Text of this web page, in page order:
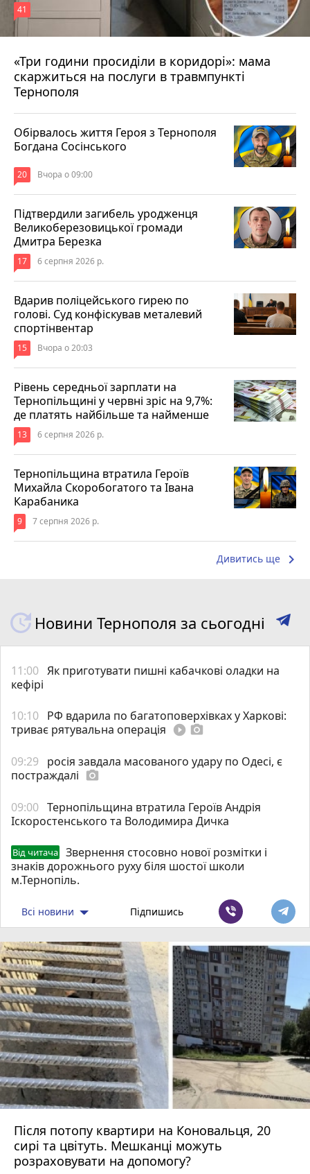
«Три години просиділи в коридорі»: мама
скаржиться на послуги в травмпункті
Тернополя
41
Вчора о 13:05
Обірвалось життя Героя з Тернополя
Богдана Сосінського
20 Вчора о 09:00
Підтвердили загибель уродженця
Великоберезовицької громади
Дмитра Березка
17 6 серпня 2026 р.
Вдарив поліцейського гирею по
голові. Суд конфіскував металевий
спортінвентар
15 Вчора о 20:03
Рівень середньої зарплати на
Тернопільщині у червні зріс на 9,7%:
де платять найбільше та найменше
13 6 серпня 2026 р.
Тернопільщина втратила Героїв
Михайла Скоробогатого та Івана
Карабаника
9 7 серпня 2026 р.
Дивитись ще keyboard_arrow_right
Новини Тернополя за сьогодні
11:00 Як приготувати пишні кабачкові оладки на
кефірі
10:10 РФ вдарила по багатоповерхівках у Харкові:
триває рятувальна операція play_circle_filled photo_camera
09:29
росія завдала масованого удару по Одесі, є
постраждалі photo_camera
09:00 Тернопільщина втратила Героїв Андрія
Іскоростенського та Володимира Дичка
Від читача
Звернення стосовно нової розмітки і
знаків дорожнього руху біля шостої школи
м.Тернопіль.
Всі новини Підпишись
Після потопу квартири на Коновальця, 20
сирі та цвітуть. Мешканці можуть
розраховувати на допомогу?